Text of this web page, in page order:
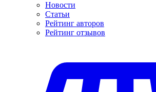
Новости
Статьи
Рейтинг авторов
Рейтинг отзывов